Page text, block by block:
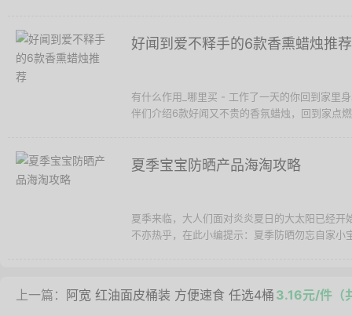
好闻到爱不释手的6款香熏蜡烛推荐
有什么作用_哪里买 - 工作了一天的你回到家里
伴们介绍6款好闻又不贵的香氛蜡烛，回到家点
夏季宝宝防晒产品海淘攻略
夏季来临，大人们面对炎炎夏日的大太阳已经
不亦热乎，在此小编提示：夏季防晒勿忘自家小
上一篇： 阿宽 红油面皮桶装 方便速食 任选4桶 3.16元/件（